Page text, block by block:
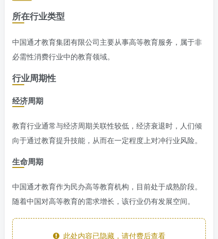
所在行业类型
中国通才教育集团有限公司主要从事高等教育服务，属于非
必需性消费行业中的教育领域。
行业周期性
经济周期
教育行业通常与经济周期关联性较低，经济衰退时，人们倾
向于通过教育提升技能，从而在一定程度上对冲行业风险。
生命周期
中国通才教育作为民办高等教育机构，目前处于成熟阶段。
随着中国对高等教育的需求增长，该行业仍有发展空间。
此处内容已隐藏，请付费后查看